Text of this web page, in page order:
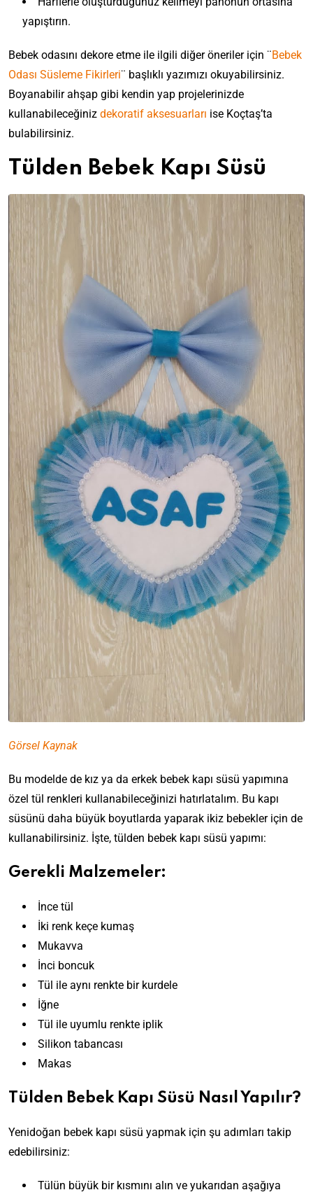
yapıştırın.
Bebek odasını dekore etme ile ilgili diğer öneriler için ¨Bebek
Odası Süsleme Fikirleri¨ başlıklı yazımızı okuyabilirsiniz.
Boyanabilir ahşap gibi kendin yap projelerinizde
kullanabileceğiniz dekoratif aksesuarları ise Koçtaş’ta
bulabilirsiniz.
Tülden Bebek Kapı Süsü
Görsel Kaynak
Bu modelde de kız ya da erkek bebek kapı süsü yapımına
özel tül renkleri kullanabileceğinizi hatırlatalım. Bu kapı
süsünü daha büyük boyutlarda yaparak ikiz bebekler için de
kullanabilirsiniz. İşte, tülden bebek kapı süsü yapımı:
Gerekli Malzemeler:
İnce tül
İki renk keçe kumaş
Mukavva
İnci boncuk
Tül ile aynı renkte bir kurdele
İğne
Tül ile uyumlu renkte iplik
Silikon tabancası
Makas
Tülden Bebek Kapı Süsü Nasıl Yapılır?
Yenidoğan bebek kapı süsü yapmak için şu adımları takip
edebilirsiniz:
Tülün büyük bir kısmını alın ve yukarıdan aşağıya